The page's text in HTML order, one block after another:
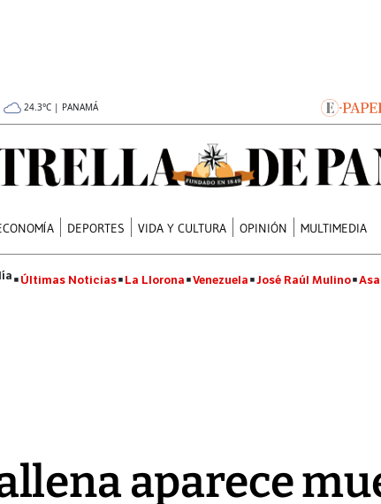
24.3°C | PANAMÁ
DEPORTES VIDA Y CULTURA OPINIÓN MULTIMEDIA
Últimas Noticias La Llorona Venezuela José Raúl Mulino
aparece